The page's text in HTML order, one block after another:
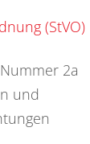
(StVO)
2a
und